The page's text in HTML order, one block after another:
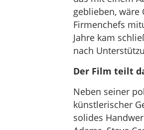
geblieben, wäre
Firmenchefs
Jahre kam
nach
Der Film teilt
Neben seiner
künstlerischer
solides